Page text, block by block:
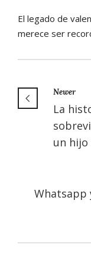
El legado de
merece ser
Newer
La
un hijo
Whatsapp